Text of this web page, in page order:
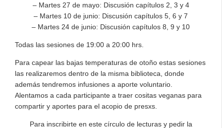
– Martes 27 de mayo: Discusión capítulos 2, 3 y 4
– Martes 10 de junio: Discusión capítulos 5, 6 y 7
– Martes 24 de junio: Discusión capítulos 8, 9 y 10
Todas las sesiones de 19:00 a 20:00 hrs.
Para capear las bajas temperaturas de otoño estas sesiones
las realizaremos dentro de la misma biblioteca, donde
además tendremos infusiones a aporte voluntario.
Alentamos a cada participante a traer cositas veganas para
compartir y aportes para el acopio de presxs.
Para inscribirte en este círculo de lecturas y pedir la